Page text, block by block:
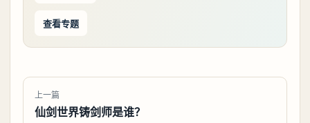
查看专题
上一篇
仙剑世界铸剑师是谁？